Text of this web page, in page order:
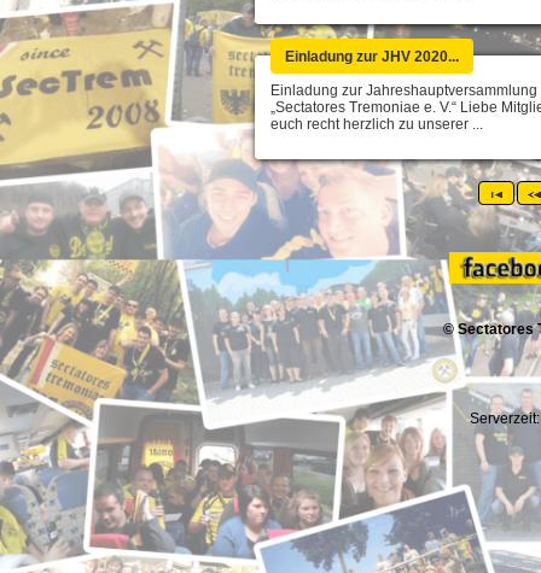
Einladung zur JHV 2020...
Einladung zur
„Sectatores Tremoniae e. V.“ Liebe
euch recht herzlich zu unserer ...
© Sectatores